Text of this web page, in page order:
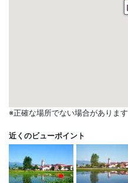
※正確な場所でない場合があります
近くのビューポイント